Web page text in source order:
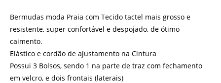
Bermudas moda Praia com Tecido tactel mais grosso e
resistente, super confortável e despojado, de ótimo
caimento.
Elástico e cordão de ajustamento na Cintura
Possui 3 Bolsos, sendo 1 na parte de traz com fechamento
em velcro, e dois frontais (laterais)